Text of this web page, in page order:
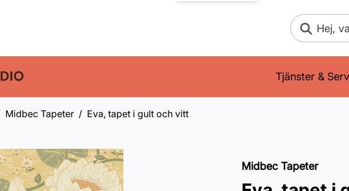
Sök
Tjänster &
Midbec Tapeter Eva, tapet i gult och vitt
Midbec Tapeter